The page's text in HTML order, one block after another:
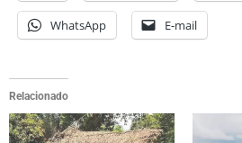
WhatsApp E-mail
Relacionado